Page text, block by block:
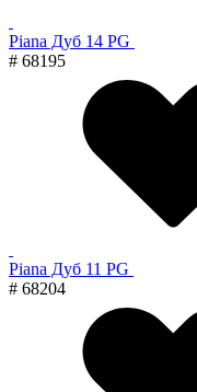
Piana Дуб 14 PG
# 68195
Piana Дуб 11 PG
# 68204